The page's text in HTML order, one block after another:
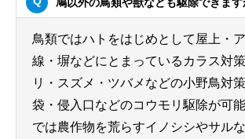
鳥類ではハトをはじめとして屋上・
線・塀などにとまっているカラス対
リ・スズメ・ツバメなどの小野鳥対
袋・侵入口などのコウモリ駆除が可
では農作物を荒らすイノシシやサル